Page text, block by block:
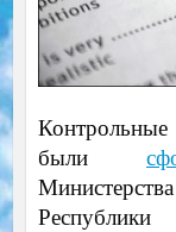
Контрольные
были